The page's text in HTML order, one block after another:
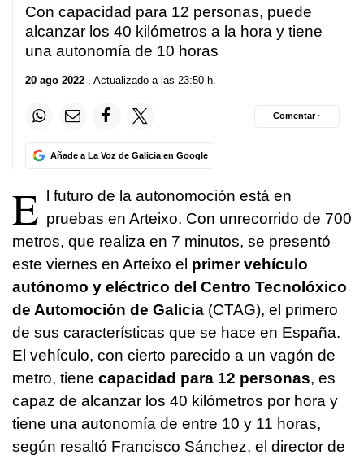
minute,
Con capacidad para 12 personas, puede
alcanzar los 40 kilómetros a la hora y tiene
una autonomía de 10 horas
20 ago 2022 . Actualizado a las 23:50 h.
Añade a La Voz de Galicia en Google
Comentar ·
E l futuro de la autonomoción está en
pruebas en Arteixo. Con unrecorrido de 700
metros, que realiza en 7 minutos, se presentó
este viernes en Arteixo el primer vehículo
autónomo y eléctrico del Centro Tecnolóxico
de Automoción de Galicia (CTAG), el primero
de sus características que se hace en España.
El vehículo, con cierto parecido a un vagón de
metro, tiene capacidad para 12 personas, es
capaz de alcanzar los 40 kilómetros por hora y
tiene una autonomía de entre 10 y 11 horas,
según resaltó Francisco Sánchez, el director de